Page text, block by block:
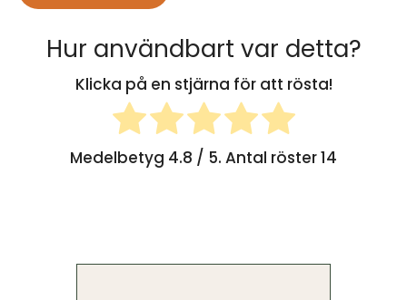
Hur användbart var detta?
Klicka på en stjärna för att rösta!
Medelbetyg 4.8 / 5. Antal röster14